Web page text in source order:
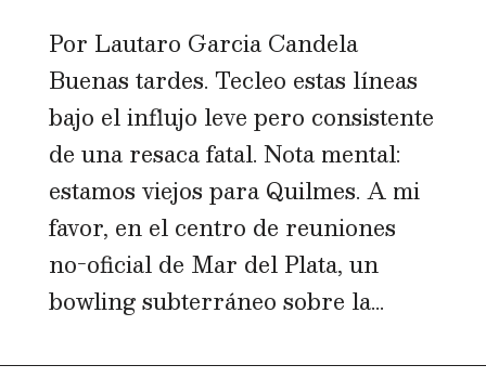
Por Lautaro Garcia Candela
Buenas tardes. Tecleo estas líneas
bajo el influjo leve pero consistente
de una resaca fatal. Nota mental:
estamos viejos para Quilmes. A mi
favor, en el centro de reuniones
no-oficial de Mar del Plata, un
bowling subterráneo sobre la...